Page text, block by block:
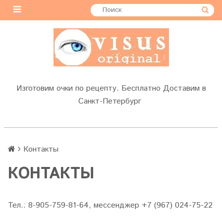
Изготовим очки по рецепту. Бесплатно Доставим в
Санкт-Петербург
Контакты
КОНТАКТЫ
Тел.: 8-905-759-81-64, мессенджер +7 (967) 024-75-22